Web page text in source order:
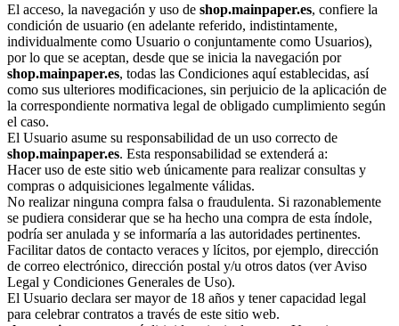
El acceso, la navegación y uso de shop.mainpaper.es, confiere la
condición de usuario (en adelante referido, indistintamente,
individualmente como Usuario o conjuntamente como Usuarios),
por lo que se aceptan, desde que se inicia la navegación por
shop.mainpaper.es, todas las Condiciones aquí establecidas, así
como sus ulteriores modificaciones, sin perjuicio de la aplicación de
la correspondiente normativa legal de obligado cumplimiento según
el caso.
El Usuario asume su responsabilidad de un uso correcto de
shop.mainpaper.es. Esta responsabilidad se extenderá a:
Hacer uso de este sitio web únicamente para realizar consultas y
compras o adquisiciones legalmente válidas.
No realizar ninguna compra falsa o fraudulenta. Si razonablemente
se pudiera considerar que se ha hecho una compra de esta índole,
podría ser anulada y se informaría a las autoridades pertinentes.
Facilitar datos de contacto veraces y lícitos, por ejemplo, dirección
de correo electrónico, dirección postal y/u otros datos (ver Aviso
Legal y Condiciones Generales de Uso).
El Usuario declara ser mayor de 18 años y tener capacidad legal
para celebrar contratos a través de este sitio web.